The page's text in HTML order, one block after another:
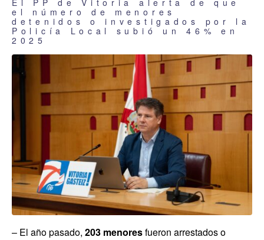
El PP de Vitoria alerta de que
el número de menores
detenidos o investigados por la
Policía Local subió un 46% en
2025
– El año pasado, 203 menoresfueron arrestados o